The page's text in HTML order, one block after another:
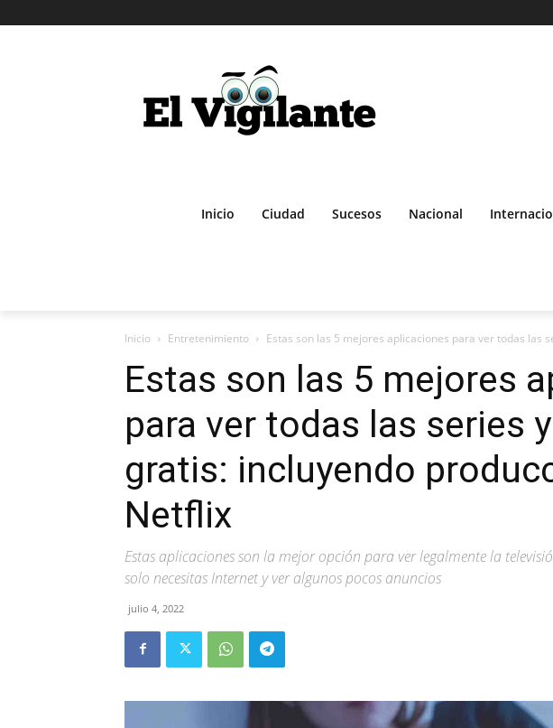
Inicio Ciudad Sucesos Nacional
Inicio Entretenimiento Estas son las 5 mejores aplicaciones para ver todas las
Estas son las 5 mejores
para ver todas las series
gratis: incluyendo
Netflix
Estas aplicaciones son la mejor opción para ver legalmente la
solo necesitas Internet y ver algunos pocos anuncios
julio 4, 2022